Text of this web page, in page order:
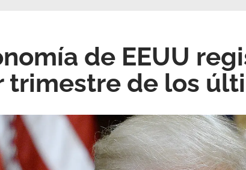
de EEUU
trimestre de los